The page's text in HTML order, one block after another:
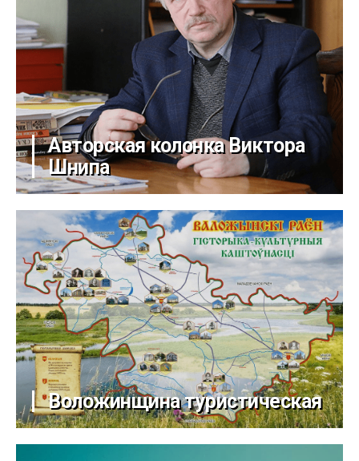
Авторская колонка Виктора
Шнипа
Воложинщина туристическая